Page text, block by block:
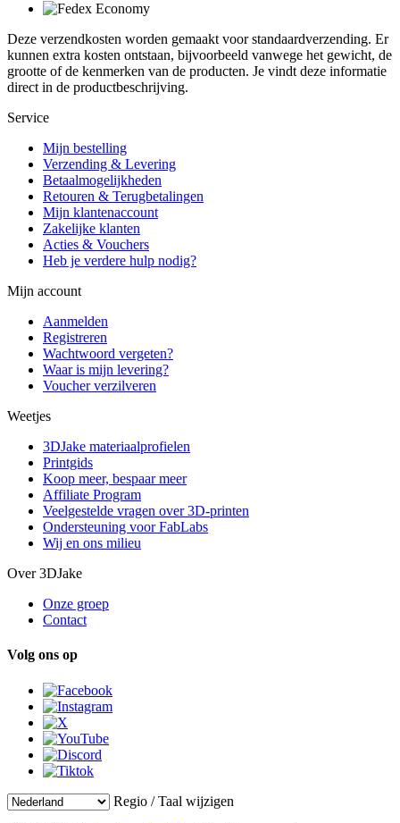
Deze verzendkosten worden gemaakt voor standaardverzending. Er
kunnen extra kosten ontstaan, bijvoorbeeld vanwege het gewicht, de
grootte of de kenmerken van de producten. Je vindt deze informatie
direct in de productbeschrijving.
Service
Mijn bestelling
Verzending & Levering
Betaalmogelijkheden
Retouren & Terugbetalingen
Mijn klantenaccount
Zakelijke klanten
Acties & Vouchers
Heb je verdere hulp nodig?
Mijn account
Aanmelden
Registreren
Wachtwoord vergeten?
Waar is mijn levering?
Voucher verzilveren
Weetjes
3DJake materiaalprofielen
Printgids
Koop meer, bespaar meer
Affiliate Program
Veelgestelde vragen over 3D-printen
Ondersteuning voor FabLabs
Wij en ons milieu
Over 3DJake
Onze groep
Contact
Volg ons op
Regio / Taal wijzigen